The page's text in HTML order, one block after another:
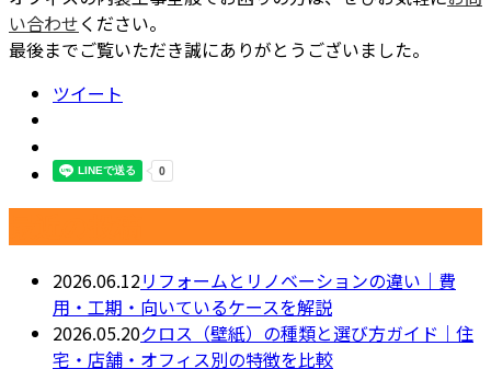
い合わせください。
最後までご覧いただき誠にありがとうございました。
ツイート
2026.06.12リフォームとリノベーションの違い｜費
用・工期・向いているケースを解説
2026.05.20クロス（壁紙）の種類と選び方ガイド｜住
宅・店舗・オフィス別の特徴を比較